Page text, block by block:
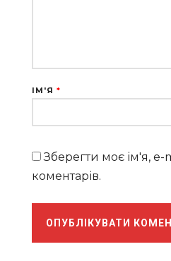
ІМ'Я *
Зберегти моє ім'я, e-
коментарів.